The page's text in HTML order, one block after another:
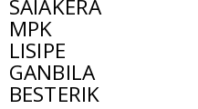
SAIAKERA
MPK
LISIPE
GANBILA
BESTERIK